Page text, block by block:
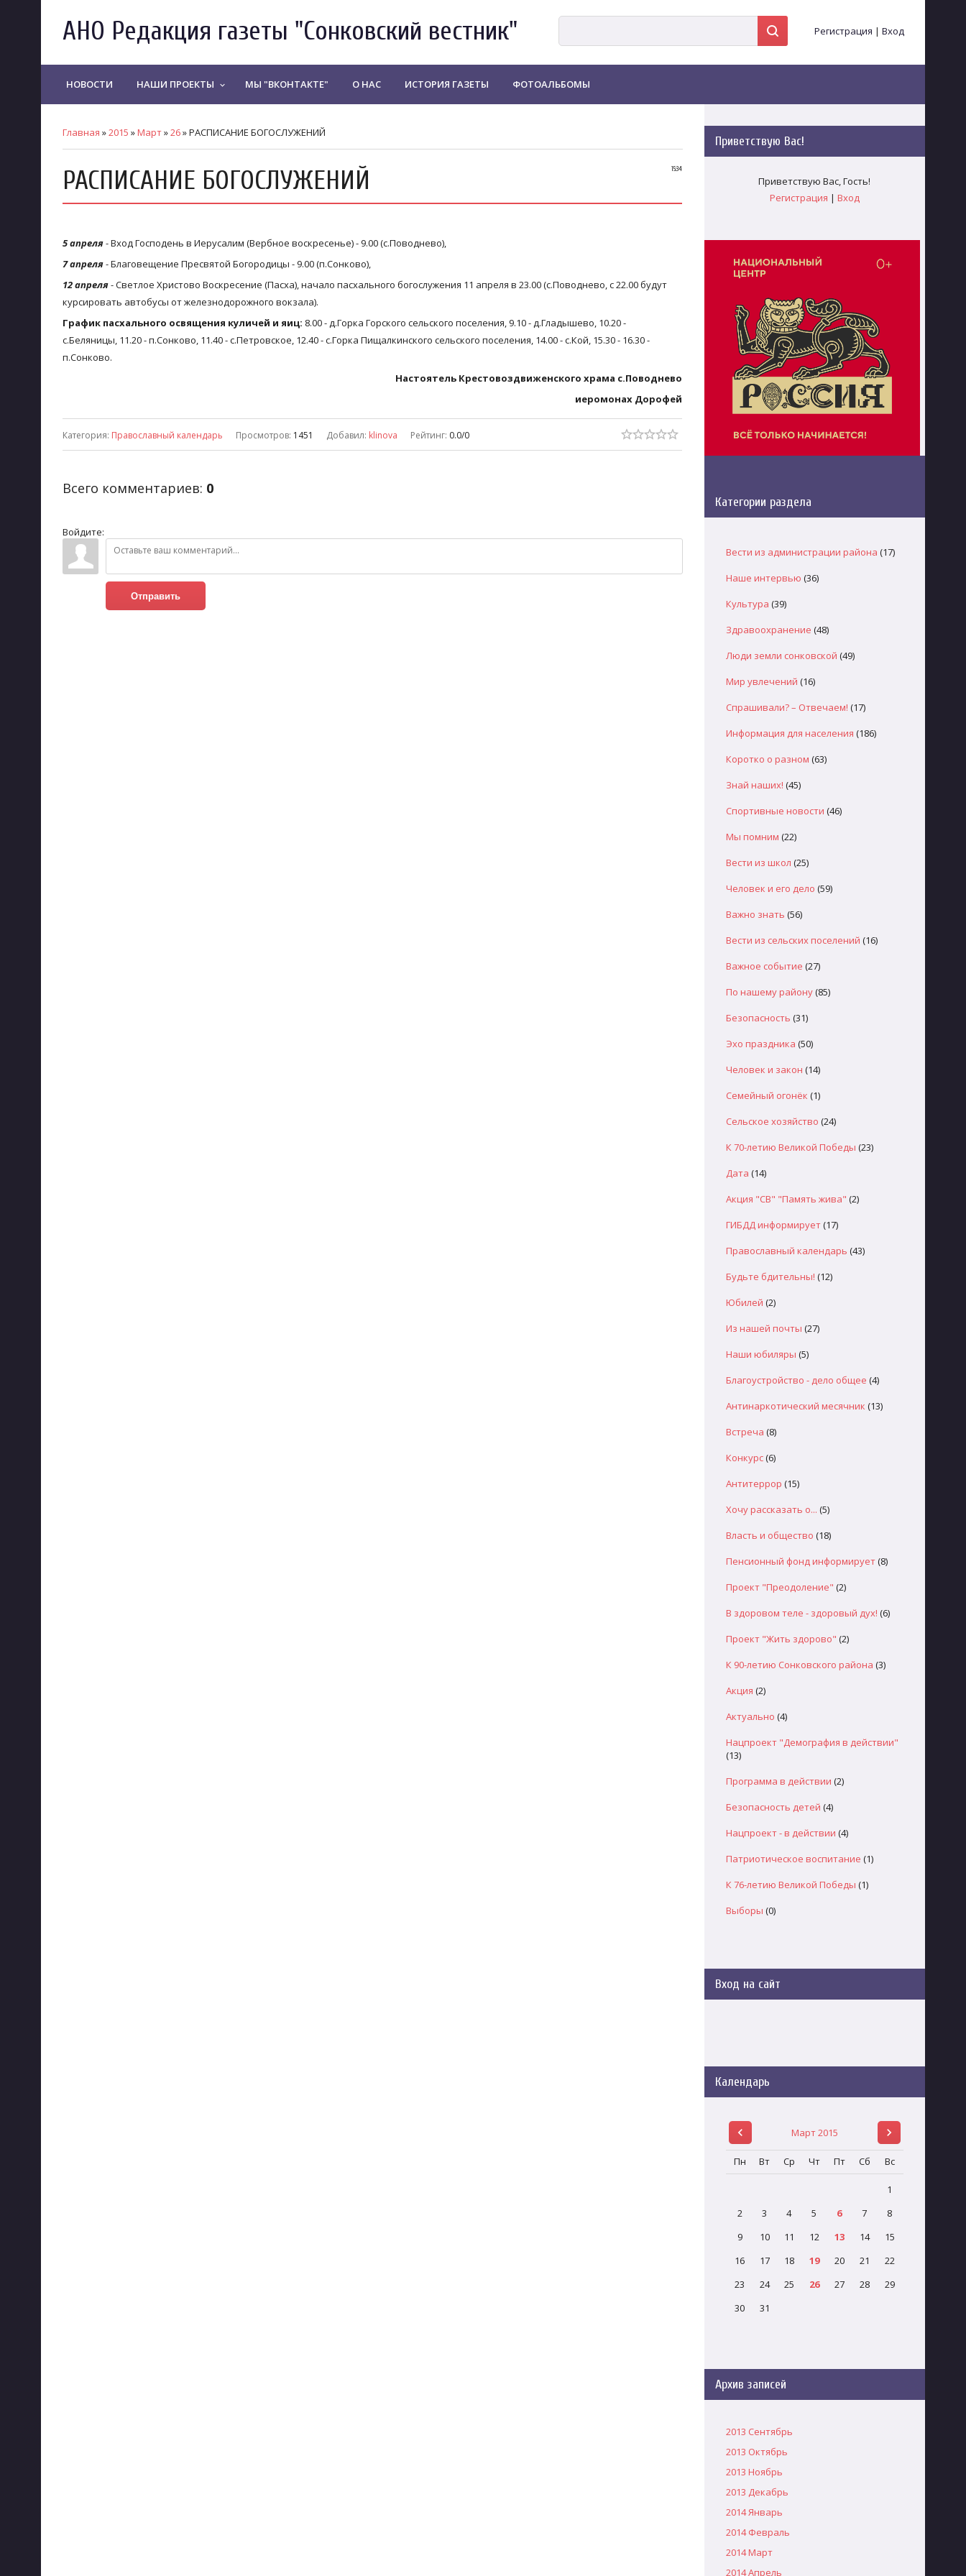
АНО Редакция газеты "Сонковский вестник" Регистрация | Вход
НОВОСТИ НАШИ ПРОЕКТЫ keyboard_arrow_down МЫ "ВКОНТАКТЕ" О НАС ИСТОРИЯ ГАЗЕТЫ ФОТОАЛЬБОМЫ
Главная »2015 »Март»26» РАСПИСАНИЕ БОГОСЛУЖЕНИЙ
15:34
РАСПИСАНИЕ БОГОСЛУЖЕНИЙ
5 апреля- Вход Господень в Иерусалим (Вербное воскресенье) - 9.00 (с.Поводнево),
7 апреля- Благовещение Пресвятой Богородицы - 9.00 (п.Сонково),
12 апреля- Светлое Христово Воскресение (Пасха), начало пасхального богослужения 11 апреля в 23.00 (с.Поводнево, с 22.00 будут
курсировать автобусы от железнодорожного вокзала).
График пасхального освящения куличей и яиц: 8.00 - д.Горка Горского сельского поселения, 9.10 - д.Гладышево, 10.20 -
с.Беляницы, 11.20 - п.Сонково, 11.40 - с.Петровское, 12.40 - с.Горка Пищалкинского сельского поселения, 14.00 - с.Кой, 15.30 - 16.30 -
п.Сонково.
Настоятель Крестовоздвиженского храма с.Поводнево
иеромонах Дорофей
Категория: Православный календарь Просмотров: 1451 Добавил: klinova Рейтинг: 0.0/0
Всего комментариев: 0
Войдите:
Отправить
Приветствую Вас!
Приветствую Вас,Гость!
Регистрация | Вход
Категории раздела
Вести из администрации района (17)
Наше интервью (36)
Культура (39)
Здравоохранение (48)
Люди земли сонковской (49)
Мир увлечений (16)
Спрашивали? – Отвечаем! (17)
Информация для населения (186)
Коротко о разном (63)
Знай наших! (45)
Спортивные новости (46)
Мы помним (22)
Вести из школ (25)
Человек и его дело (59)
Важно знать (56)
Вести из сельских поселений (16)
Важное событие (27)
По нашему району(85)
Безопасность (31)
Эхо праздника (50)
Человек и закон (14)
Семейный огонёк (1)
Сельское хозяйство (24)
К 70-летию Великой Победы (23)
Дата (14)
Акция "СВ" "Память жива" (2)
ГИБДД информирует(17)
Православный календарь (43)
Будьте бдительны! (12)
Юбилей (2)
Из нашей почты (27)
Наши юбиляры (5)
Благоустройство - дело общее (4)
Антинаркотический месячник (13)
Встреча (8)
Конкурс(6)
Антитеррор (15)
Хочу рассказать о... (5)
Власть и общество (18)
Пенсионный фонд информирует(8)
Проект "Преодоление" (2)
В здоровом теле - здоровый дух! (6)
Проект "Жить здорово" (2)
К 90-летию Сонковского района (3)
Акция (2)
Актуально (4)
Нацпроект "Демография в действии"
(13)
Программа в действии (2)
Безопасность детей (4)
Нацпроект - в действии (4)
Патриотическое воспитание (1)
К 76-летию Великой Победы (1)
Выборы (0)
Вход на сайт
Календарь
Март 2015
Пн Вт Ср Чт Пт Сб Вс
1
2
3 4 5 6 7
8
9
10 11 12 13 14
15
16
17 18 19 20 21
22
23
24 25 26 27 28
29
30
31
Архив записей
2013 Сентябрь
2013 Октябрь
2013 Ноябрь
2013 Декабрь
2014 Январь
2014 Февраль
2014 Март
2014 Апрель